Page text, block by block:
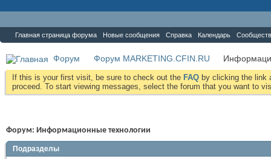
Главная страница форума Новые сообщения Справка Календарь
Форум Форум MARKETING.CFIN.RU
If this is your first visit, be sure to check out the FAQ by clicking the link
proceed. To start viewing messages, select the forum that you want to
Форум: Информационные технологии
Подразделы